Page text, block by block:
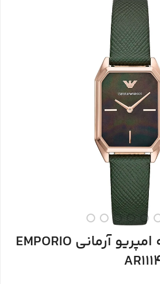
ساعت مچی زنانه امپریو آرمانی EMPORIO